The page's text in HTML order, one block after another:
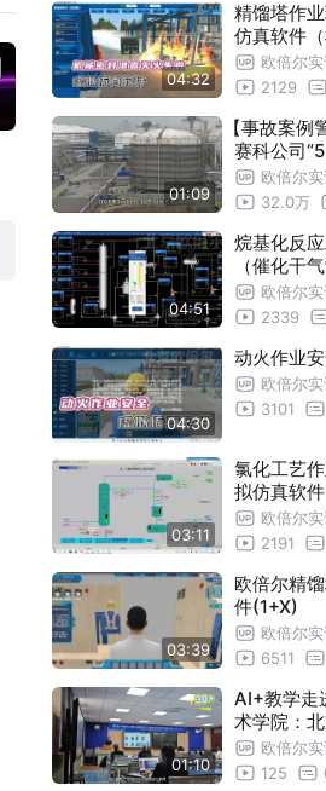
作业安全管理培训
受限空间中毒窒息事故VR体验
实亲临事故第一现场
【欧倍尔】事故体验虚拟仿真
险化学品泄漏事故体验，1:1还原
业事故
【欧倍尔】化工自动化控制仪表
全技能考培数字孪生系统，全
【欧倍尔】事故体验虚拟仿真
化物泄漏中毒事故，1:1还原事
【欧倍尔】学练考一体化，动
全虚拟仿真多角色模拟实操
【欧倍尔】沉浸式零风险实训
作业安全虚拟仿真还原厂区真
【欧倍尔】仿真虚拟练实操，
仿真软件一站式完成教学考核
化工实训软件之流体输送实训单
作过程MR教学资源，双模式随
故障实操一体化教学
【欧倍尔】电工实训不用愁，
虚拟仿真还原全套实操
【欧倍尔】隐患点位全覆盖，电
工隐患排查仿真软件全搞定
【欧倍尔】3D还原现场，工艺
工隐患排查仿真软件巡检场景
【欧倍尔】事故体验虚拟仿真
沉浸式体验脚手架坍塌事故
【欧倍尔】库房管理类化工隐
04:32
精馏塔作
仿真软件
失败）
欧倍尔
2129
01:09
【事故案
赛科公司
欧倍尔
32.0万
04:51
烷基化反
（催化干
欧倍尔
2339
04:30
动火作业
欧倍尔
3101
03:11
氯化工艺
拟仿真软
） 欧倍尔
2191
03:39
欧倍尔精
件(1+X)
欧倍尔
6511
01:10
AI+教学走
术学院：
进校园
欧倍尔
125